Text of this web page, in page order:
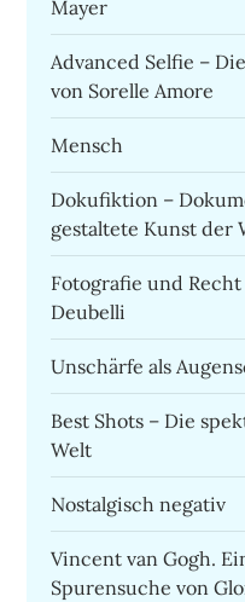
Mayer
Advanced Selfie –
von Sorelle Amore
Mensch
Dokufiktion –
gestaltete Kunst
Fotografie und
Deubelli
Unschärfe als
Best Shots – Die
Welt
Nostalgisch negativ
Vincent van Gogh.
Spurensuche von